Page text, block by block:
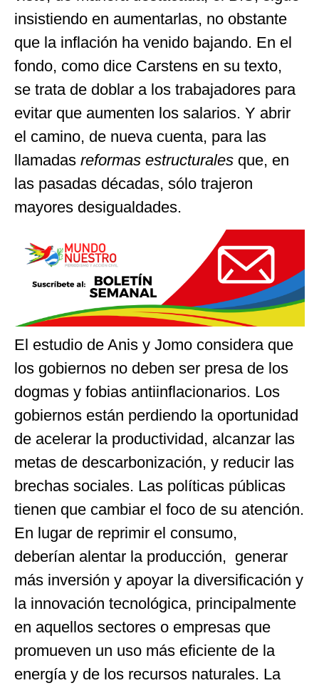
insistiendo en aumentarlas, no obstante
que la inflación ha venido bajando. En el
fondo, como dice Carstens en su texto,
se trata de doblar a los trabajadores para
evitar que aumenten los salarios. Y abrir
el camino, de nueva cuenta, para las
llamadas reformas estructurales que, en
las pasadas décadas, sólo trajeron
mayores desigualdades.
El estudio de Anis y Jomo considera que
los gobiernos no deben ser presa de los
dogmas y fobias antiinflacionarios. Los
gobiernos están perdiendo la oportunidad
de acelerar la productividad, alcanzar las
metas de descarbonización, y reducir las
brechas sociales. Las políticas públicas
tienen que cambiar el foco de su atención.
En lugar de reprimir el consumo,
deberían alentar la producción, generar
más inversión y apoyar la diversificación y
la innovación tecnológica, principalmente
en aquellos sectores o empresas que
promueven un uso más eficiente de la
energía y de los recursos naturales. La